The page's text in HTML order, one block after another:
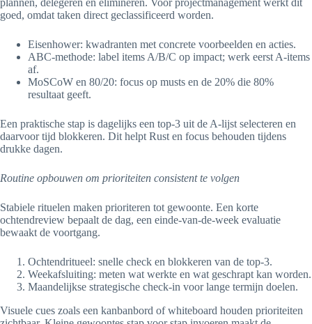
plannen, delegeren en elimineren. Voor projectmanagement werkt dit
goed, omdat taken direct geclassificeerd worden.
Eisenhower: kwadranten met concrete voorbeelden en acties.
ABC-methode: label items A/B/C op impact; werk eerst A-items
af.
MoSCoW en 80/20: focus op musts en de 20% die 80%
resultaat geeft.
Een praktische stap is dagelijks een top-3 uit de A-lijst selecteren en
daarvoor tijd blokkeren. Dit helpt Rust en focus behouden tijdens
drukke dagen.
Routine opbouwen om prioriteiten consistent te volgen
Stabiele rituelen maken prioriteren tot gewoonte. Een korte
ochtendreview bepaalt de dag, een einde-van-de-week evaluatie
bewaakt de voortgang.
Ochtendritueel: snelle check en blokkeren van de top-3.
Weekafsluiting: meten wat werkte en wat geschrapt kan worden.
Maandelijkse strategische check-in voor lange termijn doelen.
Visuele cues zoals een kanbanbord of whiteboard houden prioriteiten